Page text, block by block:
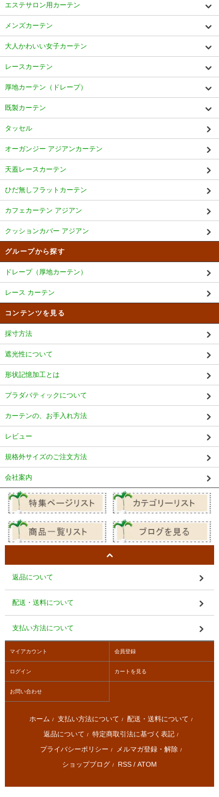
エステサロン用カーテン
メンズカーテン
大人かわいい女子カーテン
レースカーテン
厚地カーテン（ドレープ）
既製カーテン
タッセル
オーガンジー アジアンカーテン
天蓋レースカーテン
ひだ無しフラットカーテン
カフェカーテン アジアン
クッションカバー アジアン
グループから探す
ドレープ（厚地カーテン）
レース カーテン
コンテンツを見る
採寸方法
遮光性について
形状記憶加工とは
プラダバティックについて
カーテンの、お手入れ方法
レビュー
規格外サイズのご注文方法
会社案内
返品について
配送・送料について
支払い方法について
マイアカウント 会員登録
ログイン カートを見る
お問い合わせ
ホーム / 支払い方法について / 配送・送料について /
返品について / 特定商取引法に基づく表記 /
プライバシーポリシー / メルマガ登録・解除 /
ショップブログ / RSS / ATOM